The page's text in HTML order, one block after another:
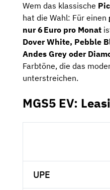
Wem das klassische
hat die Wahl: Für einen
nur 6 Euro pro Monat
Dover White, Pebble
Andes Grey oder
Farbtöne, die das
unterstreichen.
MGS5 EV:
UPE